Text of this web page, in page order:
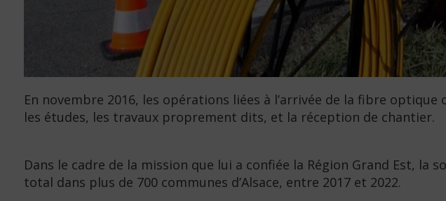
En novembre 2016, les opérations liées à l’arrivée de la fibre
les études, les travaux proprement dits, et la réception de chantier.
Dans le cadre de la mission que lui a confiée la Région Grand Est, la
total dans plus de 700 communes d’Alsace, entre 2017 et 2022.